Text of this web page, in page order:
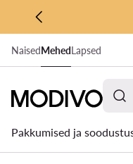
LIIGU PÕHISISU
MINE OTSINGUSSE
NaisedMehedLapsed
Pakkumised ja